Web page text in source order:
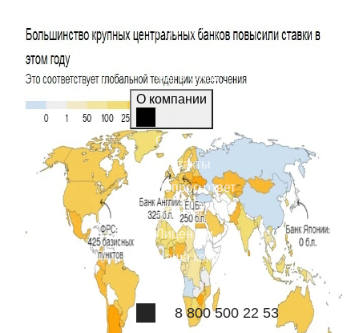
Журнал
Мы в СМИ
О компании
О компании
Контакты
Вопрос-ответ
Отзывы
Лицензии
Наша команда
8 800 500 22 53